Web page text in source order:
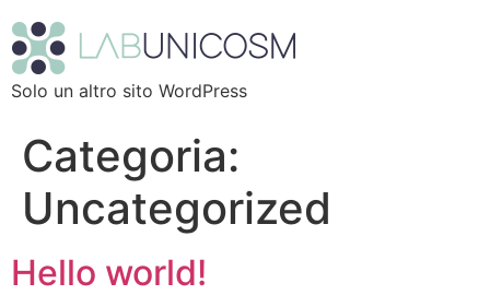
Solo un altro sito WordPress
Categoria:
Uncategorized
Hello world!